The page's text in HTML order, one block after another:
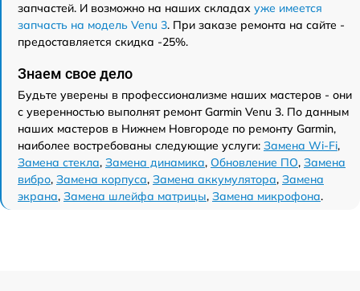
запчастей. И возможно на наших складах уже имеется
запчасть на модель Venu 3. При заказе ремонта на сайте -
предоставляется скидка -25%.
Знаем свое дело
Будьте уверены в профессионализме наших мастеров - они
с уверенностью выполнят ремонт Garmin Venu 3. По данным
наших мастеров в Нижнем Новгороде по ремонту Garmin,
наиболее востребованы следующие услуги: Замена Wi-Fi,
Замена стекла, Замена динамика, Обновление ПО, Замена
вибро, Замена корпуса, Замена аккумулятора, Замена
экрана, Замена шлейфа матрицы, Замена микрофона.